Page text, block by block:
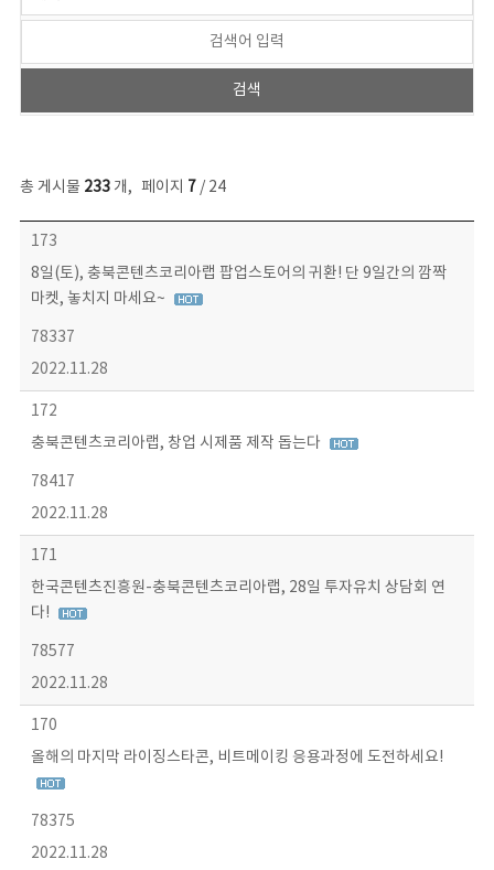
총 게시물 233개, 페이지 7 / 24
보도자료 목록 - 번호, 제목, 작성자, 파일, 조회수, 작성일 정보 제공
173
8일(토), 충북콘텐츠코리아랩 팝업스토어의 귀환! 단 9일간의 깜짝
마켓, 놓치지 마세요~
78337
2022.11.28
172
충북콘텐츠코리아랩, 창업 시제품 제작 돕는다
78417
2022.11.28
171
한국콘텐츠진흥원-충북콘텐츠코리아랩, 28일 투자유치 상담회 연
다!
78577
2022.11.28
170
올해의 마지막 라이징스타콘, 비트메이킹 응용과정에 도전하세요!
78375
2022.11.28